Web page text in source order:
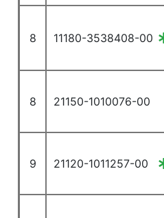
8 11180-3538408-00
8 21150-1010076-00
9 21120-1011257-00